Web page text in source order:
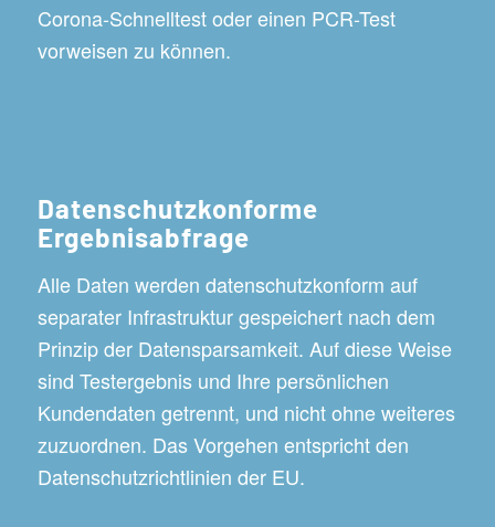
Corona-Schnelltest oder einen PCR-Test
vorweisen zu können.
Datenschutzkonforme
Ergebnisabfrage
Alle Daten werden datenschutzkonform auf
separater Infrastruktur gespeichert nach dem
Prinzip der Datensparsamkeit. Auf diese Weise
sind Testergebnis und Ihre persönlichen
Kundendaten getrennt, und nicht ohne weiteres
zuzuordnen. Das Vorgehen entspricht den
Datenschutzrichtlinien der EU.